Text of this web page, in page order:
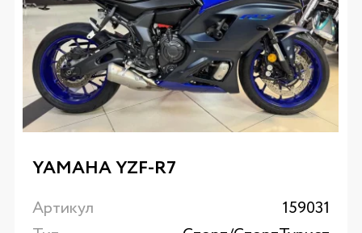
YAMAHA YZF-R7
Артикул
159031